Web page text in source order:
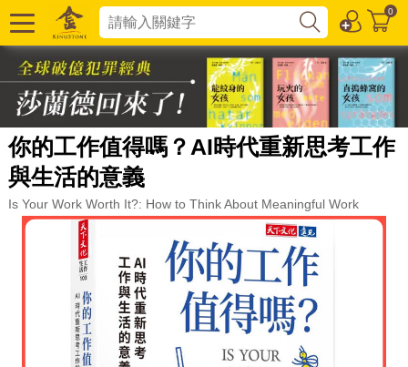
0
你的工作值得嗎？AI時代重新思考工作
與生活的意義
Is Your Work Worth It?: How to Think About Meaningful Work